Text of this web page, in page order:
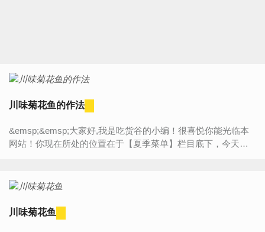
川味菊花鱼的作法
&emsp;&emsp;大家好,我是吃货谷的小编！很喜悦你能光临本
网站！你现在所处的位置在于【夏季菜单】栏目底下，今天将
川味菊花鱼